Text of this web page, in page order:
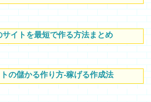
イトを最短で作る方法まとめ
の儲かる作り方-稼げる作成法